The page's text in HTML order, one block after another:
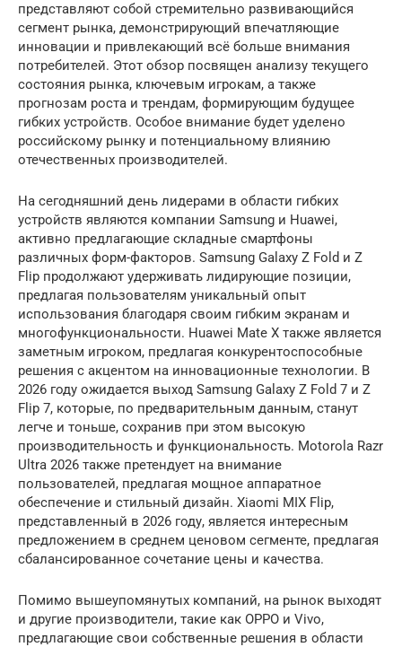
представляют собой стремительно развивающийся
сегмент рынка, демонстрирующий впечатляющие
инновации и привлекающий всё больше внимания
потребителей. Этот обзор посвящен анализу текущего
состояния рынка, ключевым игрокам, а также
прогнозам роста и трендам, формирующим будущее
гибких устройств. Особое внимание будет уделено
российскому рынку и потенциальному влиянию
отечественных производителей.
На сегодняшний день лидерами в области гибких
устройств являются компании Samsung и Huawei,
активно предлагающие складные смартфоны
различных форм-факторов. Samsung Galaxy Z Fold и Z
Flip продолжают удерживать лидирующие позиции,
предлагая пользователям уникальный опыт
использования благодаря своим гибким экранам и
многофункциональности. Huawei Mate X также является
заметным игроком, предлагая конкурентоспособные
решения с акцентом на инновационные технологии. В
2026 году ожидается выход Samsung Galaxy Z Fold 7 и Z
Flip 7, которые, по предварительным данным, станут
легче и тоньше, сохранив при этом высокую
производительность и функциональность. Motorola Razr
Ultra 2026 также претендует на внимание
пользователей, предлагая мощное аппаратное
обеспечение и стильный дизайн. Xiaomi MIX Flip,
представленный в 2026 году, является интересным
предложением в среднем ценовом сегменте, предлагая
сбалансированное сочетание цены и качества.
Помимо вышеупомянутых компаний, на рынок выходят
и другие производители, такие как OPPO и Vivo,
предлагающие свои собственные решения в области